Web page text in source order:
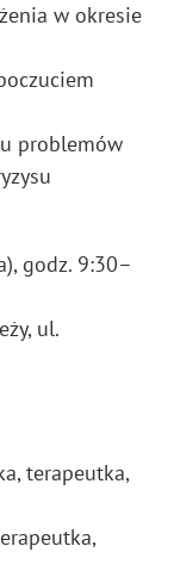
w okresie
problemów
godz. 9:30–
ul.
terapeutka,